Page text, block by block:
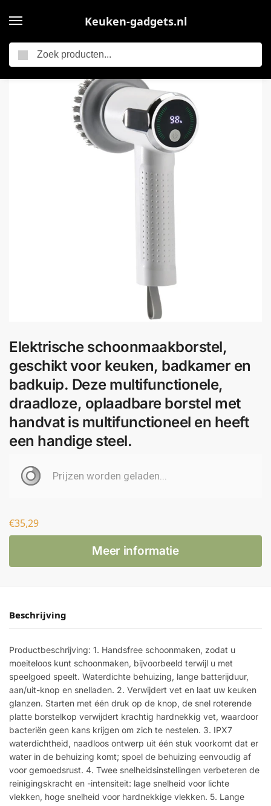
Keuken-gadgets.nl
Elektrische keukengadgets
Elektrische schoonmaakborstel,
geschikt voor keuken, badkamer en
badkuip. Deze multifunctionele,
draadloze, oplaadbare borstel met
handvat is multifunctioneel en heeft
een handige steel.
€35,29
Meer informatie
Beschrijving
Productbeschrijving: 1. Handsfree schoonmaken, zodat u
moeiteloos kunt schoonmaken, bijvoorbeeld terwijl u met
speelgoed speelt. Waterdichte behuizing, lange batterijduur,
aan/uit-knop en snelladen. 2. Verwijdert vet en laat uw keuken
glanzen. Starten met één druk op de knop, de snel roterende
platte borstelkop verwijdert krachtig hardnekkig vet, waardoor
bacteriën geen kans krijgen om zich te nestelen. 3. IPX7
waterdichtheid, naadloos ontwerp uit één stuk voorkomt dat er
water in de behuizing komt; spoel de behuizing eenvoudig af
voor gemoedsrust. 4. Twee snelheidsinstellingen verbeteren de
reinigingskracht en -intensiteit: lage snelheid voor lichte
vlekken, hoge snelheid voor hardnekkige vlekken. 5. Lange